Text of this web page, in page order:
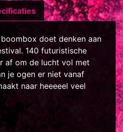
doet denken aan
140 futuristische
af om de lucht vol met
je ogen er niet vanaf
naar heeeeel veel